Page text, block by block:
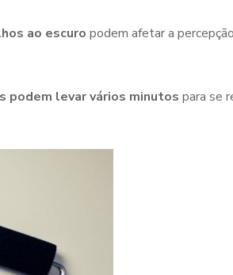
ao escuro podem afetar a
podem levar vários minutos para se